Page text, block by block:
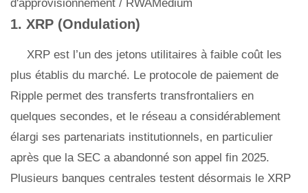
d'approvisionnement / RWAMedium
1. XRP (Ondulation)
XRP est l’un des jetons utilitaires à faible coût les
plus établis du marché. Le protocole de paiement de
Ripple permet des transferts transfrontaliers en
quelques secondes, et le réseau a considérablement
élargi ses partenariats institutionnels, en particulier
après que la SEC a abandonné son appel fin 2025.
Plusieurs banques centrales testent désormais le XRP